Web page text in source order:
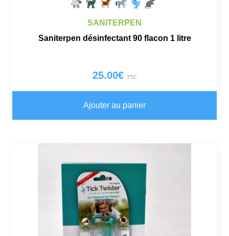
SANITERPEN
Saniterpen désinfectant 90 flacon 1 litre
25.00€ TTC
Ajouter au panier